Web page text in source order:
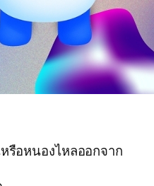
รือหนองไหลออกจาก